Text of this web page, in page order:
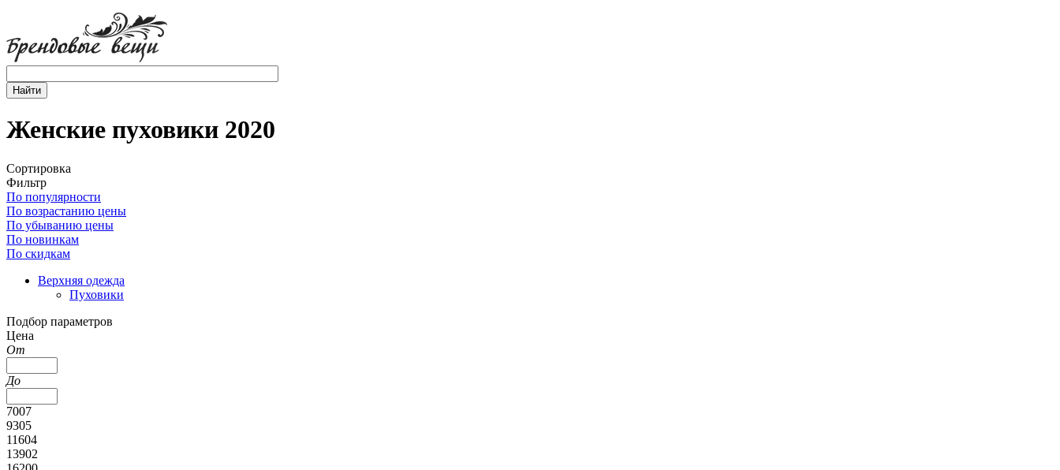
Женские пуховики 2020
Сортировка
Фильтр
По популярности
По возрастанию цены
По убыванию цены
По новинкам
По скидкам
Верхняя одежда
Пуховики
Подбор параметров
Цена
От
До
7007
9305
11604
13902